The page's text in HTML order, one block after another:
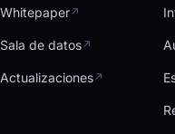
Whitepaper↗
Sala de datos↗
Actualizaciones↗